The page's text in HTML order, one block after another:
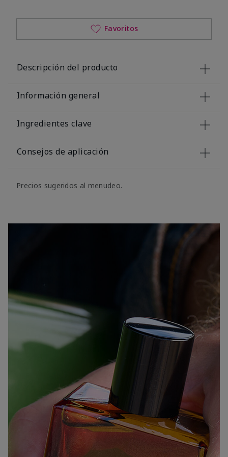
Favoritos
Descripción del producto
Información general
Ingredientes clave
Consejos de aplicación
Precios sugeridos al menudeo.